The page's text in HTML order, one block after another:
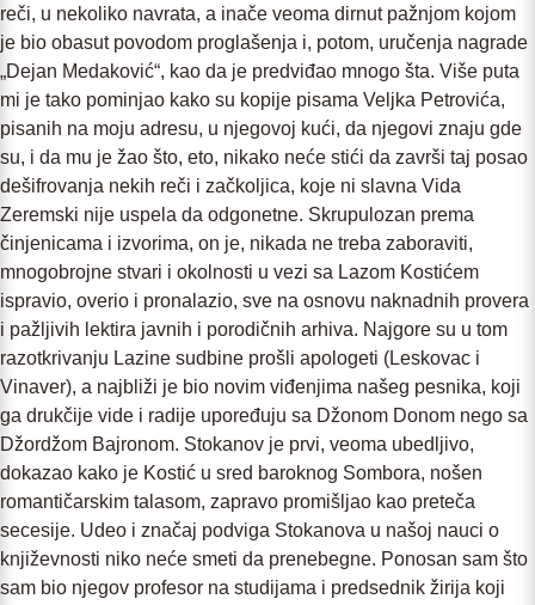
reči, u nekoliko navrata, a inače veoma dirnut pažnjom kojom
je bio obasut povodom proglašenja i, potom, uručenja nagrade
„Dejan Medaković“, kao da je predviđao mnogo šta. Više puta
mi je tako pominjao kako su kopije pisama Veljka Petrovića,
pisanih na moju adresu, u njegovoj kući, da njegovi znaju gde
su, i da mu je žao što, eto, nikako neće stići da završi taj posao
dešifrovanja nekih reči i začkoljica, koje ni slavna Vida
Zeremski nije uspela da odgonetne. Skrupulozan prema
činjenicama i izvorima, on je, nikada ne treba zaboraviti,
mnogobrojne stvari i okolnosti u vezi sa Lazom Kostićem
ispravio, overio i pronalazio, sve na osnovu naknadnih provera
i pažljivih lektira javnih i porodičnih arhiva. Najgore su u tom
razotkrivanju Lazine sudbine prošli apologeti (Leskovac i
Vinaver), a najbliži je bio novim viđenjima našeg pesnika, koji
ga drukčije vide i radije upoređuju sa Džonom Donom nego sa
Džordžom Bajronom. Stokanov je prvi, veoma ubedljivo,
dokazao kako je Kostić u sred baroknog Sombora, nošen
romantičarskim talasom, zapravo promišljao kao preteča
secesije. Udeo i značaj podviga Stokanova u našoj nauci o
književnosti niko neće smeti da prenebegne. Ponosan sam što
sam bio njegov profesor na studijama i predsednik žirija koji